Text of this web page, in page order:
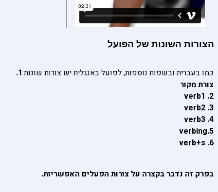
הצורות השונות של הפועל
כמו בעברית ובשפות נוספות, לפועל באנגלית יש צורות שונות: 1.
צורת מקור
2. verb1
3. verb2
4. verb3
5.verbing
6. verb+s
בפרק זה נדבר בקצרה על צורות הפעלים האפשריות.